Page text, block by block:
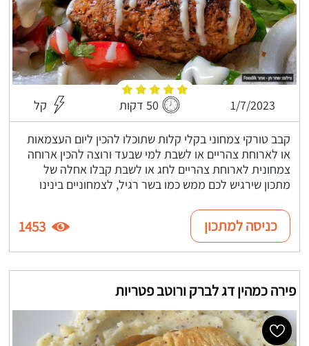
1/7/2023 50 דקות קל
קבב טורקי צמחוני בקלי קלות שתוכלו להכין ליום העצמאות
או לארוחת צהריים או לשבת למי שבעד ורוצה להכין ארוחה
צמחונית לארוחת צהריים לחג או לשבת קבלו אחלה של
מתכון שירגיש לכם ממש כמו בשר רגיל, לצמחוניים בינינו
כניסה למתכון 1453
פירה כמהין דג לברק ורוטב פטריות